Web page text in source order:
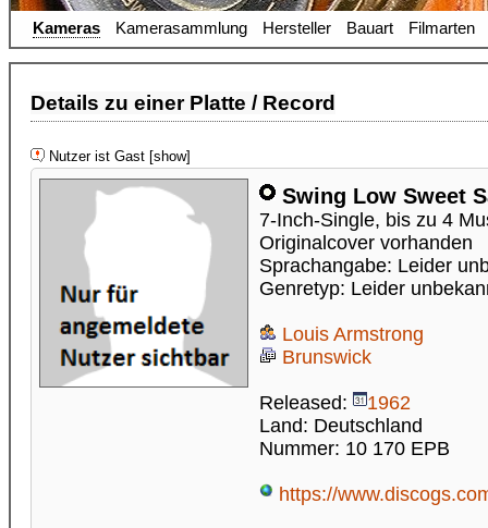
Kameras Kamerasammlung Hersteller Bauart Filmarten
Details zu einer Platte / Record
Nutzer ist Gast [show]
Swing Low Sweet
7-Inch-Single, bis zu 4
Originalcover vorhanden
Sprachangabe: Leider
Genretyp: Leider
Louis Armstrong
Brunswick
Released:
1962
Land: Deutschland
Nummer: 10 170 EPB
https://